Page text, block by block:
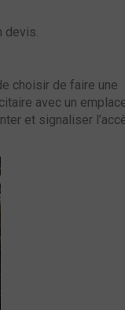
devis.
choisir de faire une
avec un
et signaliser